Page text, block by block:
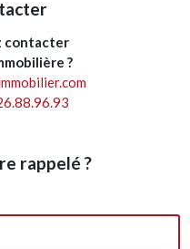
contacter
?
rappelé ?